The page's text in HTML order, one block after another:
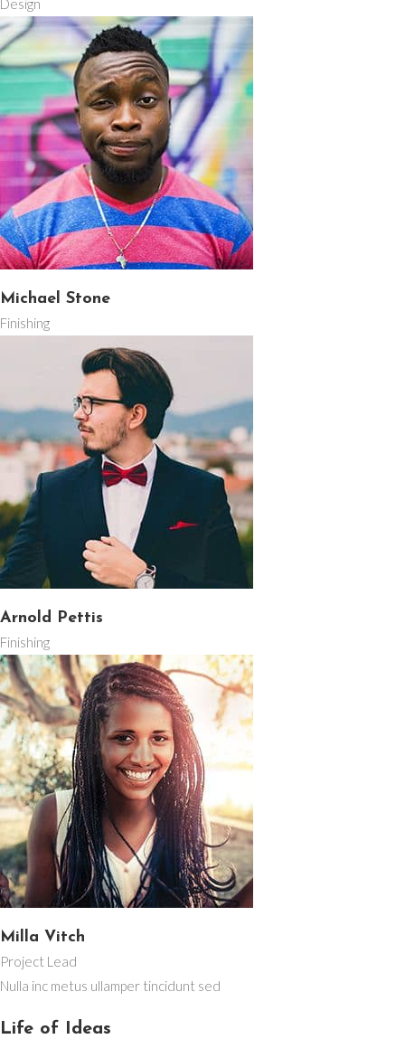
Design
Michael Stone
Finishing
Arnold Pettis
Finishing
Milla Vitch
Project Lead
Nulla inc metus ullamper tincidunt sed
Life of Ideas